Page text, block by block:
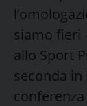
siamo fieri
allo Sport
seconda in